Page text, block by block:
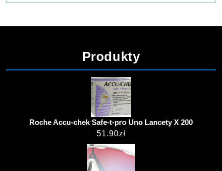
Produkty
Roche Accu-chek Safe-t-pro Uno Lancety X 200
51.90zł